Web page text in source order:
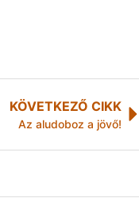
KÖVETKEZŐ CIKK
Az aludoboz a jövő!